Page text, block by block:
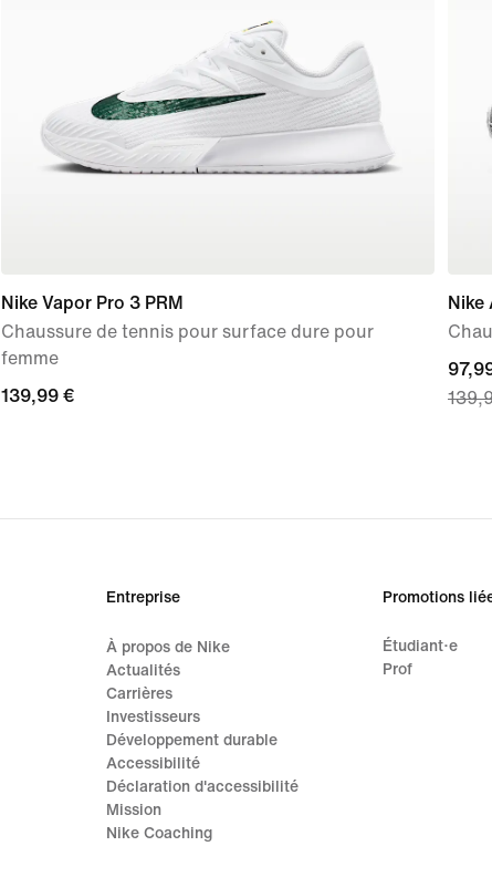
Nike Vapor Pro 3 PRM
Chaussure de tennis pour surface dure pour
femme
139,99 €
139,99 €
Nike
price
Entreprise
À propos de Nike
Actualités
Carrières
Investisseurs
Développement durable
Accessibilité
Déclaration d'accessibilité
Mission
Nike Coaching
Promotions
Étudiant·e
Prof